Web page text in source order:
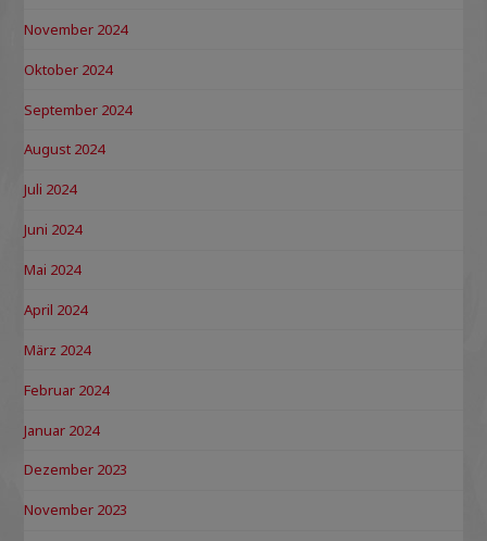
November 2024
Oktober 2024
September 2024
August 2024
Juli 2024
Juni 2024
Mai 2024
April 2024
März 2024
Februar 2024
Januar 2024
Dezember 2023
November 2023